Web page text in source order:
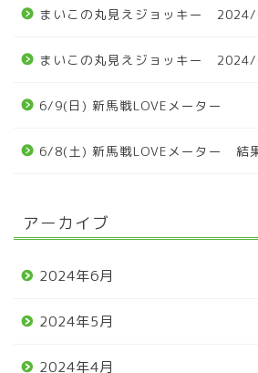
まいこの丸見えジョッキー
まいこの丸見えジョッキー
6/9(日) 新馬戦LOVEメーター
6/8(土) 新馬戦LOVEメーター 結
アーカイブ
2024年6月
2024年5月
2024年4月